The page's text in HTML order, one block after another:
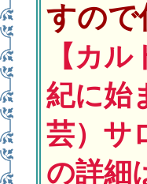
すので
【カ
紀に始
芸）サ
の詳細